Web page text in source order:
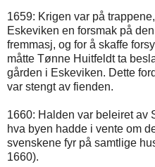
1659: Krigen var på
Eskeviken en forsmak på
fremmasj, og for å skaffe
måtte Tønne Huitfeldt ta
gården i Eskeviken. Dette
var stengt av fienden.
1660: Halden var beleiret av
hva byen hadde i vente om
svenskene fyr på samtlige
1660).